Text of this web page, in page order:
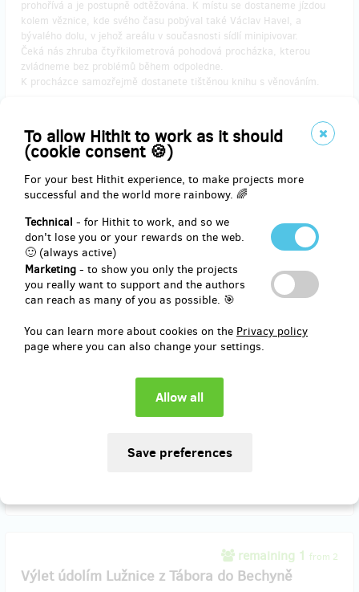
To allow Hithit to work as it should
(cookie consent 🍪)
For your best Hithit experience, to make projects more
successful and the world more rainbowy. 🌈
Technical - for Hithit to work, and so we
don't lose you or your rewards on the web.
🙂 (always active)
Marketing - to show you only the projects
you really want to support and the authors
can reach as many of you as possible. 🎯
You can learn more about cookies on the Privacy policy
page where you can also change your settings.
prohořívá a je postupně odtěžována. K místu se dostaneme jízdou
kolem věznice, kde svého času pobýval také Václav Havel, a
bývalého dolu, v jehož areálu v současnosti sídlí minipivovar.
Čeká nás zhruba čtyřkilometrová pohodová procházka, kterou
zvládneme bez problémů během odpoledne.
K procházce samozřejmě dostanete tištěnou knihu s věnováním.
Reward delivery: in a month after the Hithit project end
EUR 44.92
(CZK 1,090)
remaining 3 from 3
Tištění kniha a adrenalinový výlet kaňonem
Moravice
Kružberku, v Zálužném se otočíme a vrátíme se zpět do Podhradí.
Místy nás čeká poklidný výlet, místy polezeme přes skály a bývalé
Maximálně pro tři zdatné výletníky. Putovat budeme celý den.
Reward delivery: in a quarter after the Hithit project end
remaining 1 from 2
Výlet údolím Lužnice z Tábora do Bechyně